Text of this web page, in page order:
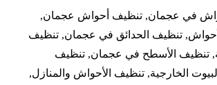
في عجمان, تنظيف أحواش عجمان,
تنظيف الحدائق في عجمان, تنظيف
تنظيف الأسطح في عجمان, تنظيف
الخارجية, تنظيف الأحواش والمنازل,